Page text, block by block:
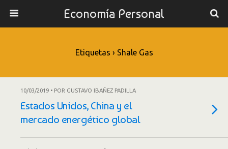
Economía Personal
Etiquetas › Shale Gas
10/03/2019 • POR GUSTAVO IBAÑEZ PADILLA
Estados Unidos, China y el
mercado energético global